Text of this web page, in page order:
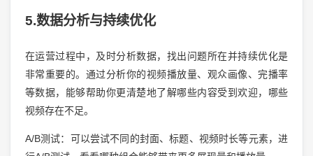
5.数据分析与持续优化
在运营过程中，及时分析数据，找出问题所在并持续优化是
非常重要的。通过分析你的视频播放量、观众画像、完播率
等数据，能够帮助你更清楚地了解哪些内容受到欢迎，哪些
视频存在不足。
A/B测试：可以尝试不同的封面、标题、视频时长等元素，进